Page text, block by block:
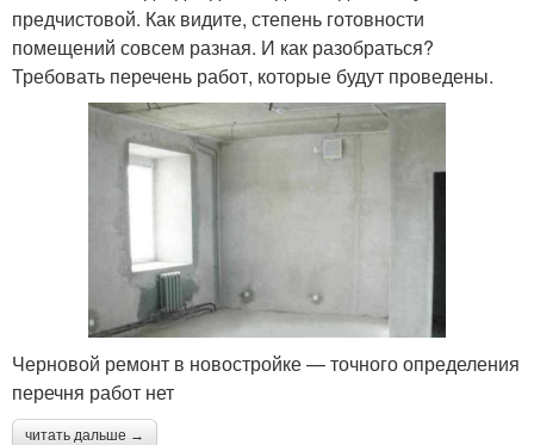
предчистовой. Как видите, степень готовности
помещений совсем разная. И как разобраться?
Требовать перечень работ, которые будут проведены.
Черновой ремонт в новостройке — точного определения
перечня работ нет
читать дальше →